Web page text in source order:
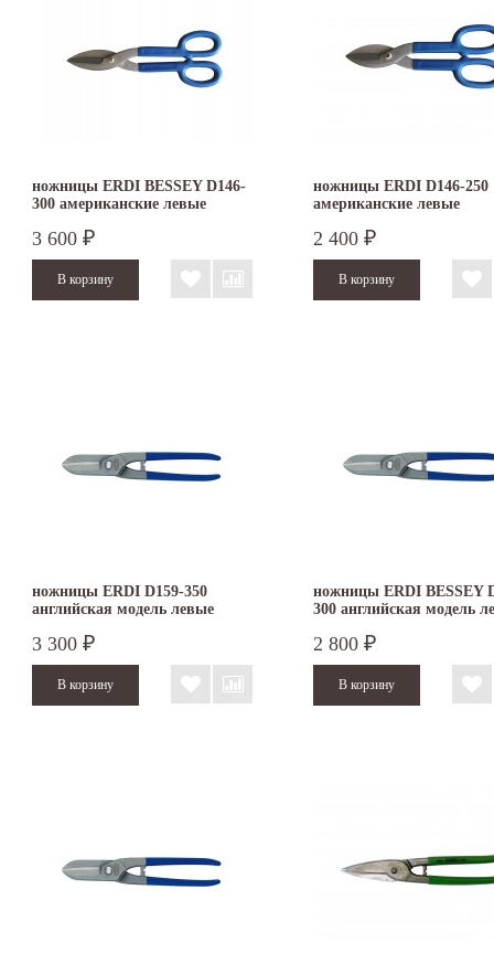
ножницы ERDI BESSEY D146-
300 американские левые
3 600 ₽
ножницы ERDI D146-250
американские левые
2 400 ₽
ножницы ERDI D159-350
английская модель левые
3 300 ₽
ножницы ERDI BESSEY
300 английская модель
2 800 ₽